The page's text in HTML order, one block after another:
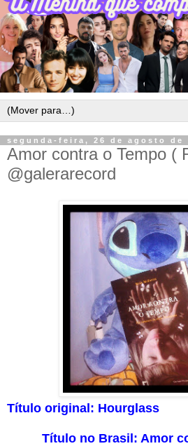
segunda-feira, 26 de agosto de
Amor contra o Tempo (
@galerarecord
Título original: Hourglass
Título no Brasil: Amor